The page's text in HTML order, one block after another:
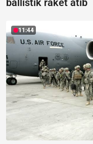
ballistik raket atıb
11:44